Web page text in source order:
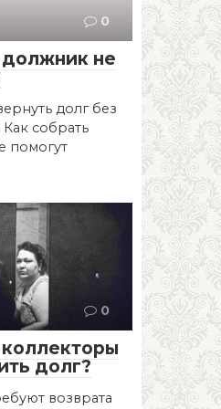
0
не
долг без
собрать
помогут
0
долг?
возврата